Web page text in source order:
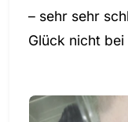
– sehr sehr
Glück nicht